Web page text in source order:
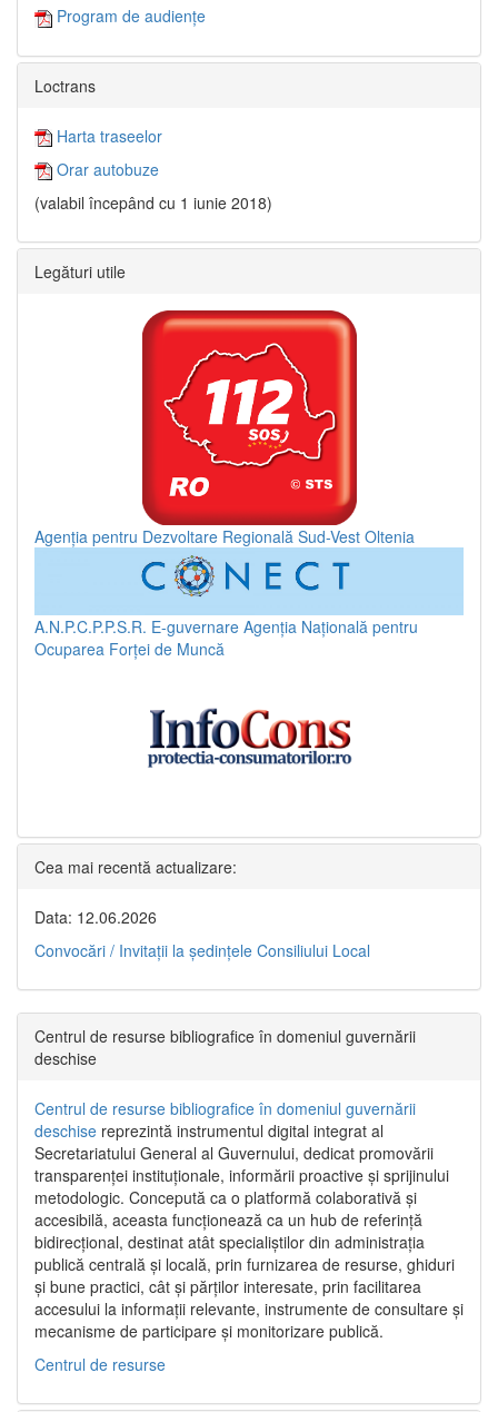
Program de audiențe
Loctrans
Harta traseelor
Orar autobuze
(valabil începând cu 1 iunie 2018)
Legături utile
Agenția pentru Dezvoltare Regională Sud-Vest Oltenia
A.N.P.C.P.P.S.R. E-guvernare Agenția Națională pentru
Ocuparea Forței de Muncă
Cea mai recentă actualizare:
Data: 12.06.2026
Convocări / Invitaţii la şedinţele Consiliului Local
Centrul de resurse bibliografice în domeniul guvernării
deschise
Centrul de resurse bibliografice în domeniul guvernării
deschise reprezintă instrumentul digital integrat al
Secretariatului General al Guvernului, dedicat promovării
transparenței instituționale, informării proactive și sprijinului
metodologic. Concepută ca o platformă colaborativă și
accesibilă, aceasta funcționează ca un hub de referință
bidirecțional, destinat atât specialiștilor din administrația
publică centrală și locală, prin furnizarea de resurse, ghiduri
și bune practici, cât și părților interesate, prin facilitarea
accesului la informații relevante, instrumente de consultare și
mecanisme de participare și monitorizare publică.
Centrul de resurse